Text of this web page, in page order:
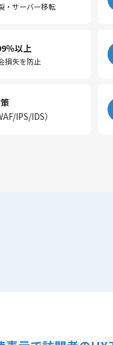
・サーバー移転
％以上
損失を防止
IPS/IDS）